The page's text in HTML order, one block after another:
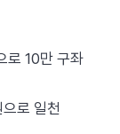
로 10만 구좌
로 일천